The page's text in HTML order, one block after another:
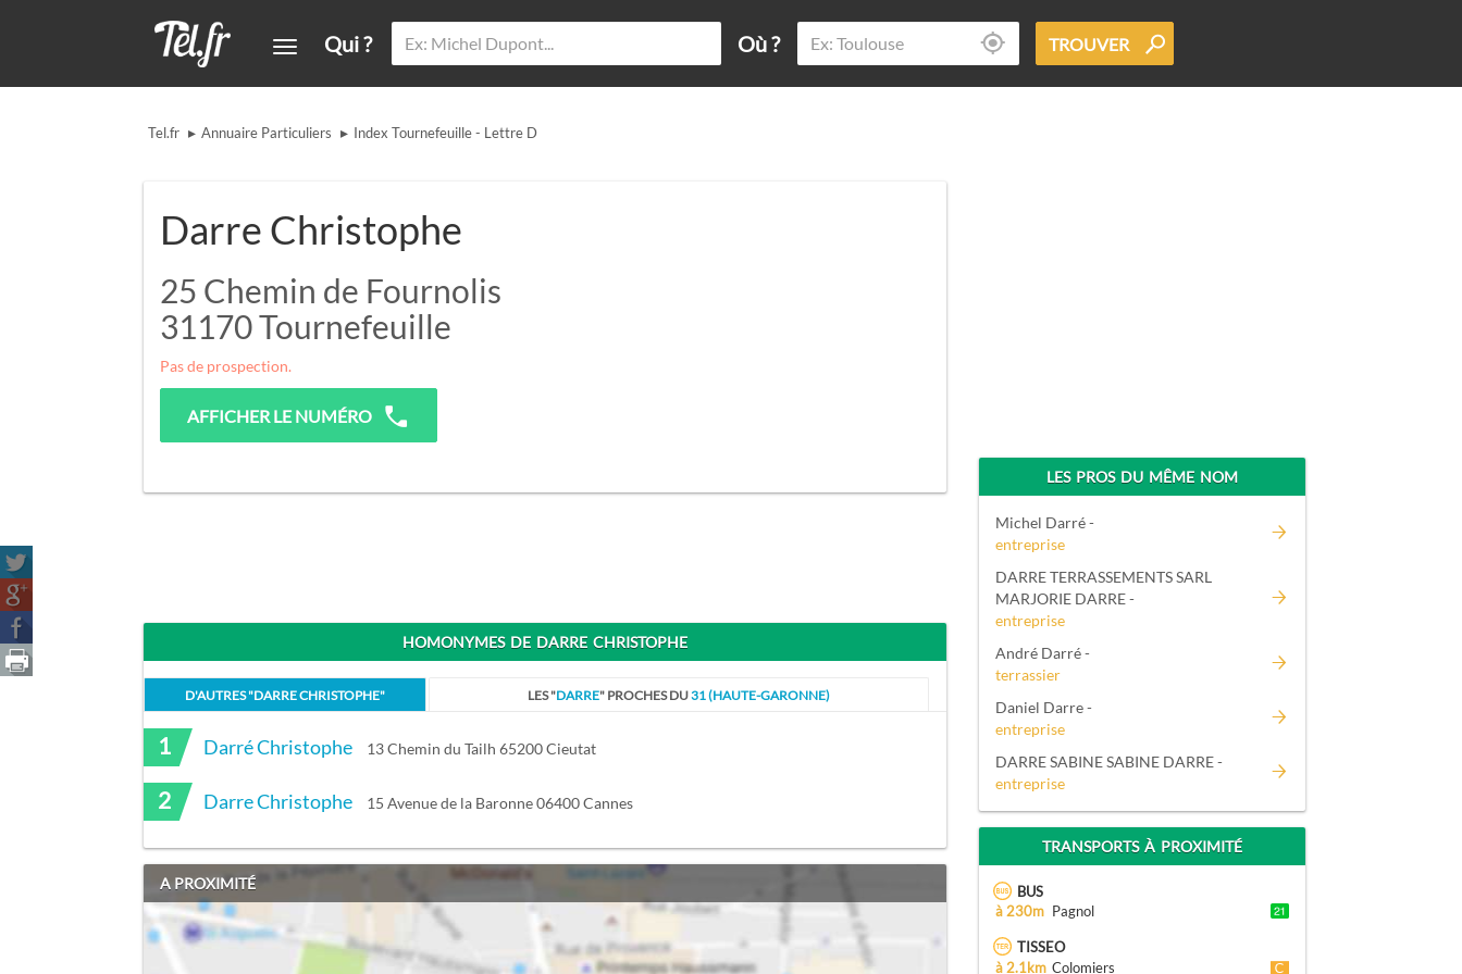
Qui ? Où ? TROUVER
Tel.fr ▸ Annuaire Particuliers ▸ Index Tournefeuille - Lettre D
Darre Christophe
25 Chemin de Fournolis
31170Tournefeuille
Pas de prospection.
AFFICHER LE NUMÉRO
HOMONYMES DE DARRE CHRISTOPHE
D'AUTRES "DARRE CHRISTOPHE" LES "DARRE" PROCHES DU31 (HAUTE-GARONNE)
1 Darré Christophe 13 Chemin du Tailh 65200 Cieutat
2 Darre Christophe 15 Avenue de la Baronne 06400 Cannes
A PROXIMITÉ
LES PROS DU MÊME NOM
Michel Darré -
entreprise
DARRE TERRASSEMENTS SARL
MARJORIE DARRE -
entreprise
André Darré -
terrassier
Daniel Darre -
entreprise
DARRE SABINE SABINE DARRE -
entreprise
TRANSPORTS À PROXIMITÉ
BUS
à 230m Pagnol
TISSEO
à 2.1km Colomiers